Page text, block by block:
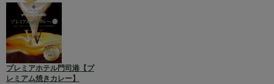
プレミアホテル門司港【プ
レミアム焼きカレー】